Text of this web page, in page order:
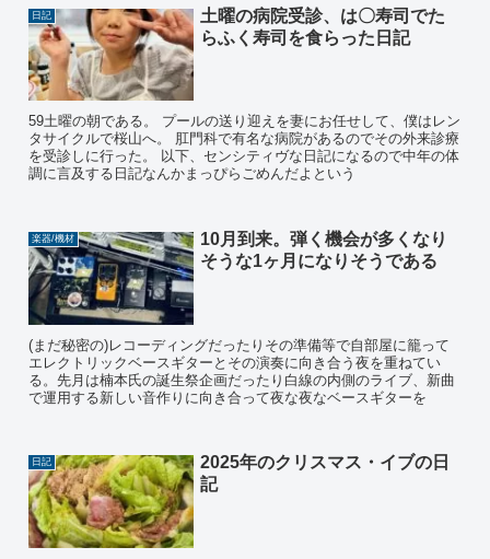
日記
土曜の病院受診、は〇寿司でた
らふく寿司を食らった日記
59土曜の朝である。 プールの送り迎えを妻にお任せして、僕はレン
タサイクルで桜山へ。 肛門科で有名な病院があるのでその外来診療
を受診しに行った。 以下、センシティヴな日記になるので中年の体
調に言及する日記なんかまっぴらごめんだよという
楽器/機材
10月到来。弾く機会が多くなり
そうな1ヶ月になりそうである
(まだ秘密の)レコーディングだったりその準備等で自部屋に籠って
エレクトリックベースギターとその演奏に向き合う夜を重ねてい
る。先月は楠本氏の誕生祭企画だったり白線の内側のライブ、新曲
で運用する新しい音作りに向き合って夜な夜なベースギターを
日記
2025年のクリスマス・イブの日
記